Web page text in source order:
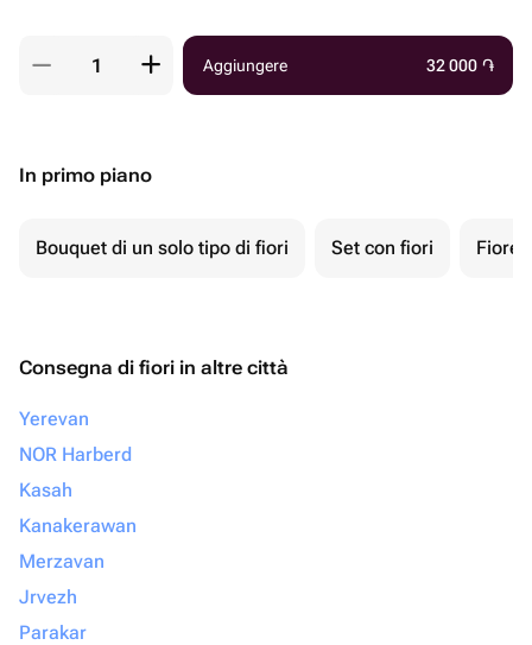
Aggiungere 32 000 ֏
In primo piano
Bouquet di un solo tipo di fiori Set con fiori Fiore
Consegna di fiori in altre città
Yerevan
NOR Harberd
Kasah
Kanakerawan
Merzavan
Jrvezh
Parakar